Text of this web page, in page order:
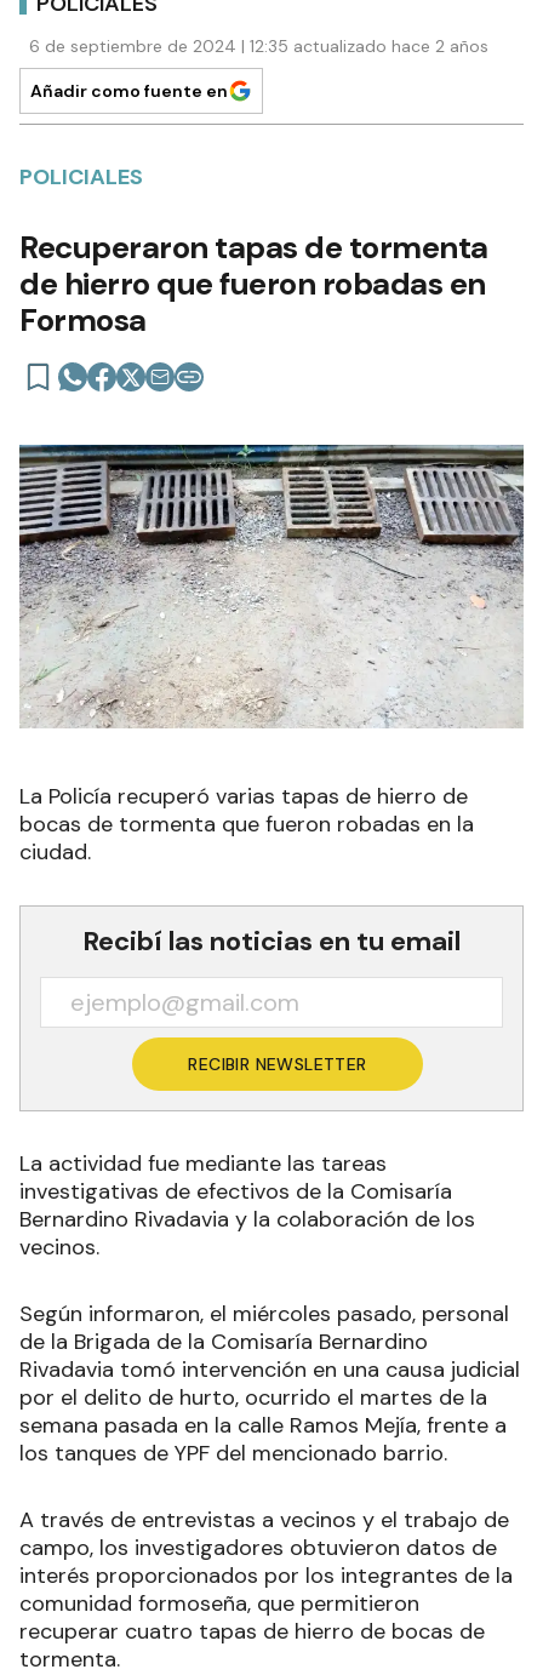
6 de septiembre de 2024 | 12:35 actualizado hace 2 años
Añadir como fuente en
POLICIALES
Recuperaron tapas de tormenta
de hierro que fueron robadas en
Formosa
La Policía recuperó varias tapas de hierro de
bocas de tormenta que fueron robadas en la
ciudad.
Recibí las noticias en tu email
RECIBIR NEWSLETTER
La actividad fue mediante las tareas
investigativas de efectivos de la Comisaría
Bernardino Rivadavia y la colaboración de los
vecinos.
Según informaron, el miércoles pasado, personal
de la Brigada de la Comisaría Bernardino
Rivadavia tomó intervención en una causa judicial
por el delito de hurto, ocurrido el martes de la
semana pasada en la calle Ramos Mejía, frente a
los tanques de YPF del mencionado barrio.
A través de entrevistas a vecinos y el trabajo de
campo, los investigadores obtuvieron datos de
interés proporcionados por los integrantes de la
comunidad formoseña, que permitieron
recuperar cuatro tapas de hierro de bocas de
tormenta.